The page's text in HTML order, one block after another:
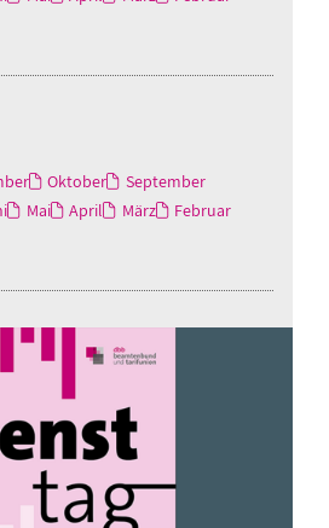
Oktober
September
Mai April März
Februar